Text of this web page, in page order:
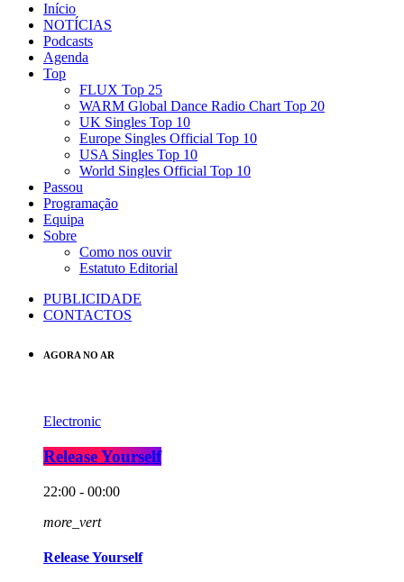
Início
NOTÍCIAS
Podcasts
Agenda
Top
FLUX Top 25
WARM Global Dance Radio Chart Top 20
UK Singles Top 10
Europe Singles Official Top 10
USA Singles Top 10
World Singles Official Top 10
Passou
Programação
Equipa
Sobre
Como nos ouvir
Estatuto Editorial
PUBLICIDADE
CONTACTOS
AGORA NO AR
Electronic
Release Yourself
22:00 - 00:00
more_vert
Release Yourself